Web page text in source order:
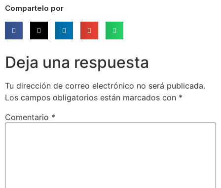
Compartelo por
Deja una respuesta
Tu dirección de correo electrónico no será publicada.
Los campos obligatorios están marcados con *
Comentario *